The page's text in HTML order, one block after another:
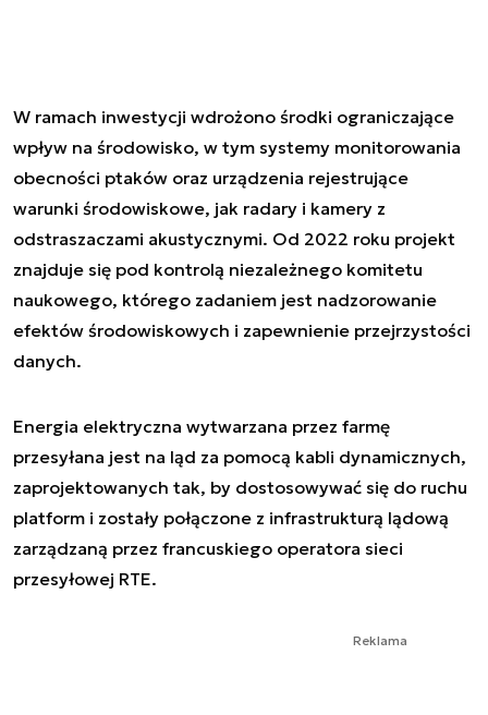
W ramach inwestycji wdrożono środki ograniczające
wpływ na środowisko, w tym systemy monitorowania
obecności ptaków oraz urządzenia rejestrujące
warunki środowiskowe, jak radary i kamery z
odstraszaczami akustycznymi. Od 2022 roku projekt
znajduje się pod kontrolą niezależnego komitetu
naukowego, którego zadaniem jest nadzorowanie
efektów środowiskowych i zapewnienie przejrzystości
danych.
Energia elektryczna wytwarzana przez farmę
przesyłana jest na ląd za pomocą kabli dynamicznych,
zaprojektowanych tak, by dostosowywać się do ruchu
platform i zostały połączone z infrastrukturą lądową
zarządzaną przez francuskiego operatora sieci
przesyłowej RTE.
Reklama